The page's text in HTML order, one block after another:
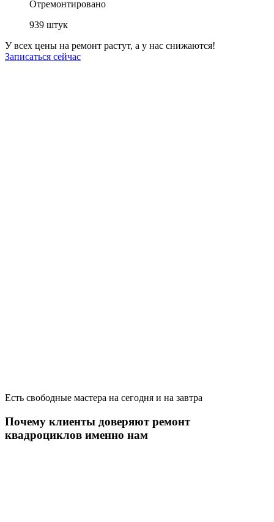
Отремонтировано
939 штук
У всех цены на ремонт растут, а у нас снижаются!
Записаться сейчас
Есть свободные мастера на сегодня и на завтра
Почему клиенты доверяют ремонт
квадроциклов именно нам